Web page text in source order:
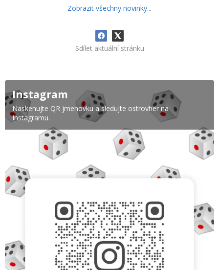
Zobrazit všechny novinky...
Sdílet aktuální stránku
Instagram
Naskenujte QR jmenovku a sledujte ostrovher na
Instagramu.